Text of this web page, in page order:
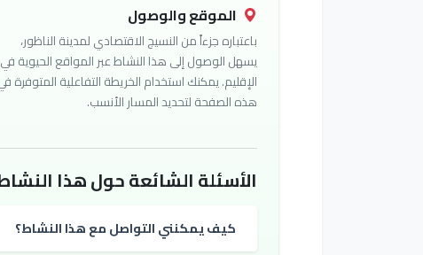
الموقع والوصول
باعتباره جزءاً من النسيج الاقتصادي لمدينة الناظور،
يسهل الوصول إلى هذا النشاط عبر المواقع الحيوية في
الإقليم. يمكنك استخدام الخريطة التفاعلية المتوفرة
هذه الصفحة لتحديد المسار الأنسب.
الأسئلة الشائعة حول هذا
كيف يمكنني التواصل مع هذا النشاط؟